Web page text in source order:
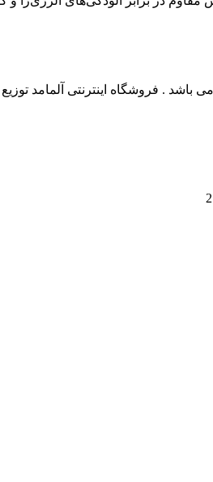
. فروشگاه اینترنتی آلمامد